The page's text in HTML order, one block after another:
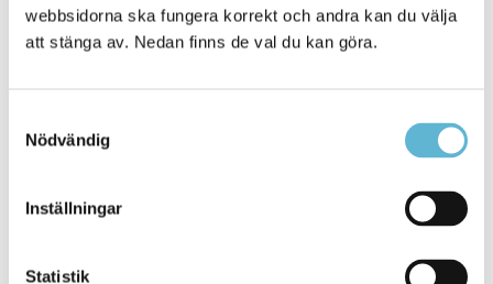
webbsidorna ska fungera korrekt och andra kan du välja
att stänga av. Nedan finns de val du kan göra.
Nödvändig
Inställningar
Statistik
* Uppgifter markerade med stjärna måste fyllas i.
Personuppgifterna behandlas i syfte att kunna
www.bromolla.se/personuppgifter